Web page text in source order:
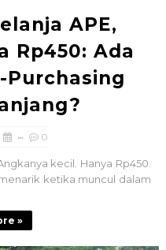
APE,
Rp450: Ada
Purchasing
0
kecil. Hanya Rp450.
ketika muncul dalam
»